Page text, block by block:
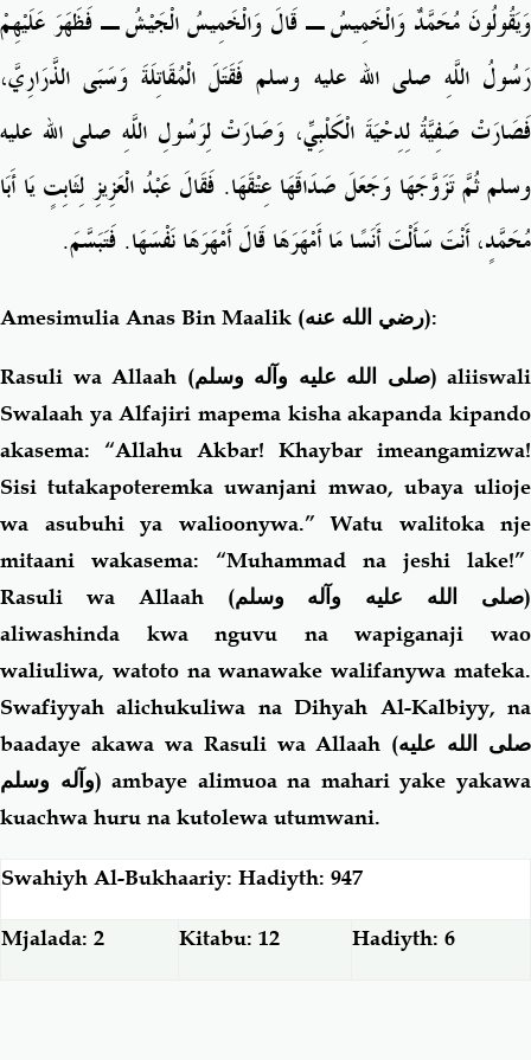
وَيَقُولُونَ مُحَمَّدٌ وَالْخَمِيسُ ـ قَالَ وَالْخَمِيسُ الْجَيْشُ ـ فَظَهَرَ عَلَيْهِمْ
رَسُولُ اللَّهِ صلى الله عليه وسلم فَقَتَلَ الْمُقَاتِلَةَ وَسَبَى الذَّرَارِيَّ،
فَصَارَتْ صَفِيَّةُ لِدِحْيَةَ الْكَلْبِيِّ، وَصَارَتْ لِرَسُولِ اللَّهِ صلى الله عليه
وسلم ثُمَّ تَزَوَّجَهَا وَجَعَلَ صَدَاقَهَا عِتْقَهَا‏.‏ فَقَالَ عَبْدُ الْعَزِيزِ لِثَابِتٍ يَا أَبَا
مُحَمَّدٍ، أَنْتَ سَأَلْتَ أَنَسًا مَا أَمْهَرَهَا قَالَ أَمْهَرَهَا نَفْسَهَا‏.‏ فَتَبَسَّمَ‏.‏
Amesimulia Anas Bin Maalik (رضي الله عنه):
Rasuli wa Allaah (صلى الله عليه وآله وسلم) aliiswali
Swalaah ya Alfajiri mapema kisha akapanda kipando
akasema: “Allahu Akbar! Khaybar imeangamizwa!
Sisi tutakapoteremka uwanjani mwao, ubaya ulioje
wa asubuhi ya walioonywa.” Watu walitoka nje
mitaani wakasema: “Muhammad na jeshi lake!”
Rasuli wa Allaah (صلى الله عليه وآله وسلم)
aliwashinda kwa nguvu na wapiganaji wao
waliuliwa, watoto na wanawake walifanywa mateka.
Swafiyyah alichukuliwa na Dihyah Al-Kalbiyy, na
baadaye akawa wa Rasuli wa Allaah (صلى الله عليه
وآله وسلم) ambaye alimuoa na mahari yake yakawa
kuachwa huru na kutolewa utumwani.
Swahiyh Al-Bukhaariy: Hadiyth: 947
Mjalada: 2 Kitabu: 12 Hadiyth: 6